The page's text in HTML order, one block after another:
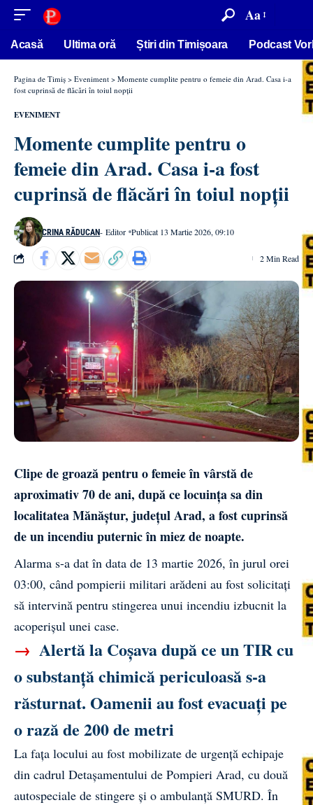
conținut Aa
Acasă Ultima oră Știri din Timișoara Podcast
Pagina de Timiș > Eveniment > Momente cumplite pentru o femeie din Arad. Casa i-a
fost cuprinsă de flăcări în toiul nopții
EVENIMENT
Momente cumplite pentru o
femeie din Arad. Casa i-a fost
cuprinsă de flăcări în toiul nopții
CRINA RĂDUCAN- Editor Publicat 13 Martie 2026, 09:10
2 Min Read
Clipe de groază pentru o femeie în vârstă de
aproximativ 70 de ani, după ce locuința sa din
localitatea Mănăștur, județul Arad, a fost cuprinsă
de un incendiu puternic în miez de noapte.
Alarma s-a dat în data de 13 martie 2026, în jurul orei
03:00, când pompierii militari arădeni au fost solicitați
să intervină pentru stingerea unui incendiu izbucnit la
acoperișul unei case.
→ Alertă la Coșava după ce un TIR cu
o substanță chimică periculoasă s-a
răsturnat. Oamenii au fost evacuați pe
o rază de 200 de metri
La fața locului au fost mobilizate de urgență echipaje
din cadrul Detașamentului de Pompieri Arad, cu două
autospeciale de stingere și o ambulanță SMURD. În